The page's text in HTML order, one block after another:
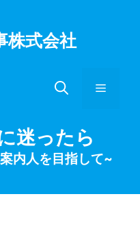
株式会社
メ
迷ったら
内人を目指して~